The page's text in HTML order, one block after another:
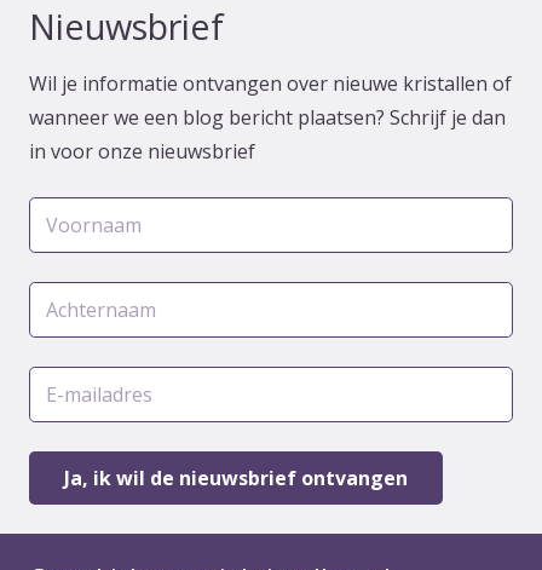
Nieuwsbrief
Wil je informatie ontvangen over nieuwe kristallen of
wanneer we een blog bericht plaatsen? Schrijf je dan
in voor onze nieuwsbrief